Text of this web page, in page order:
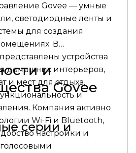
Govee — умные
светодиодные ленты и
для создания
В
устройства
домашних интерьеров,
и мест для отдыха,
и
активно
Wi-Fi и Bluetooth,
настройки и
и
Govee
серии и